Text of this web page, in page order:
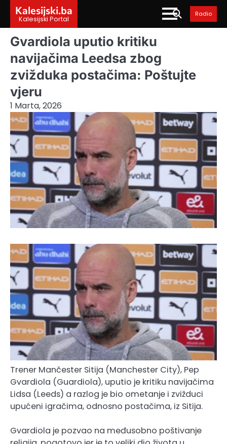
content
Kalesijski.ba
Kalesijski Portal
Radio
Gvardiola uputio kritiku
navijačima Leedsa zbog
zvižduka postačima: Poštujte
vjeru
1 Marta, 2026
Trener Mančester Sitija (Manchester City), Pep
Gvardiola (Guardiola), uputio je kritiku navijačima
Lidsa (Leeds) a razlog je bio ometanje i zvižduci
upućeni igračima, odnosno postačima, iz Sitija.
Gvardiola je pozvao na međusobno poštivanje